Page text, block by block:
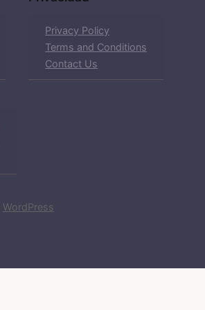
Privacy Policy
Terms and Conditions
Contact Us
WordPress